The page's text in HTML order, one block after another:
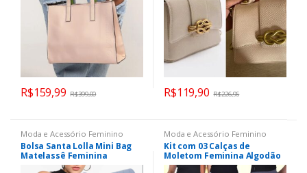
R$159,99 R$399,00 R$119,90 R$226,96
Moda e Acessório Feminino
Bolsa Santa Lolla Mini Bag
Matelassê Feminina
Moda e Acessório Feminino
Kit com 03 Calças de
Moletom Feminina Algodão
Click Mais Bonita